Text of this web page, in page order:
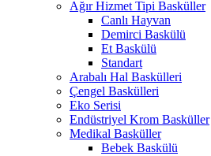
Ağır Hizmet Tipi Basküller
Canlı Hayvan
Demirci Baskülü
Et Baskülü
Standart
Arabalı Hal Baskülleri
Çengel Baskülleri
Eko Serisi
Endüstriyel Krom Basküller
Medikal Basküller
Bebek Baskülü